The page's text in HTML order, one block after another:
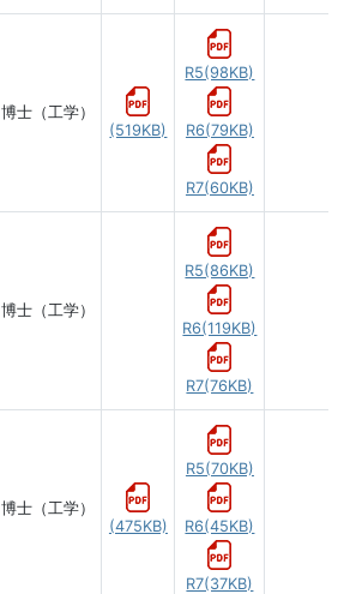
博士（工学）
(519KB)
R5(98KB)
R6(79KB)
R7(60KB)
博士（工学）
R5(86KB)
R6(119KB)
R7(76KB)
博士（工学）
(475KB)
R5(70KB)
R6(45KB)
R7(37KB)